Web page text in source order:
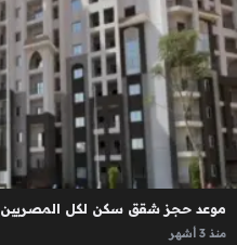
موعد حجز شقق سكن لكل المصريين 9.. أماكن الطرح وتفاصيل الأسعار
منذ 3 أشهر